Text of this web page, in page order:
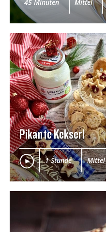
45 Minuten Mittel
Pikante Kekserl
1 Stunde Mittel